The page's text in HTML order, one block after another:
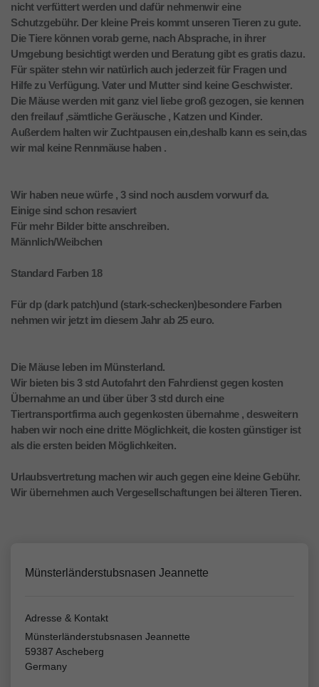
nicht verfüttert werden und dafür nehmenwir eine
Schutzgebühr. Der kleine Preis kommt unseren Tieren zu gute.
Die Tiere können vorab gerne, nach Absprache, in ihrer
Umgebung besichtigt werden und Beratung gibt es gratis dazu.
Für später stehn wir natürlich auch jederzeit für Fragen und
Hilfe zu Verfügung. Vater und Mutter sind keine Geschwister.
Die Mäuse werden mit ganz viel liebe groß gezogen, sie kennen
den freilauf ,sämtliche Geräusche , Katzen und Kinder.
Außerdem halten wir Zuchtpausen ein,deshalb kann es sein,das
wir mal keine Rennmäuse haben .
Wir haben neue würfe , 3 sind noch ausdem vorwurf da.
Einige sind schon resaviert
Für mehr Bilder bitte anschreiben.
Männlich/Weibchen
Standard Farben 18
Für dp (dark patch)und (stark-schecken)besondere Farben
nehmen wir jetzt im diesem Jahr ab 25 euro.
Die Mäuse leben im Münsterland.
Wir bieten bis 3 std Autofahrt den Fahrdienst gegen kosten
Übernahme an und über über 3 std durch eine
Tiertransportfirma auch gegenkosten übernahme , desweitern
haben wir noch eine dritte Möglichkeit, die kosten günstiger ist
als die ersten beiden Möglichkeiten.
Urlaubsvertretung machen wir auch gegen eine kleine Gebühr.
Wir übernehmen auch Vergesellschaftungen bei älteren Tieren.
Münsterländerstubsnasen Jeannette
Adresse & Kontakt
Münsterländerstubsnasen Jeannette
59387 Ascheberg
Germany